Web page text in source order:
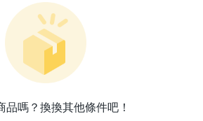
品嗎？換換其他條件吧！